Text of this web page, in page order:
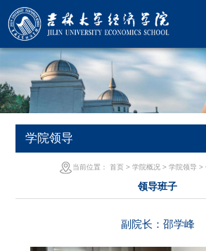
学院领导
当前位置： 首页> 学院概况> 学院领导 >
领导班子
副院长：邵学峰